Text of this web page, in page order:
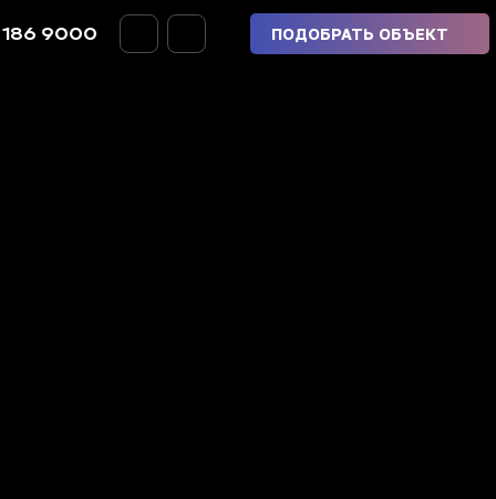
9000 ПОДОБРАТЬ ОБЪЕКТ